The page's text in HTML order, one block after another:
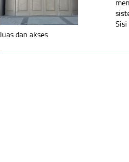
luas dan akses